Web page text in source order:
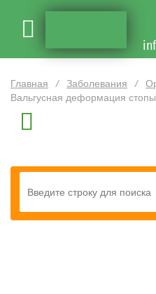
Главная / Заболевания /
Вальгусная деформация стопы